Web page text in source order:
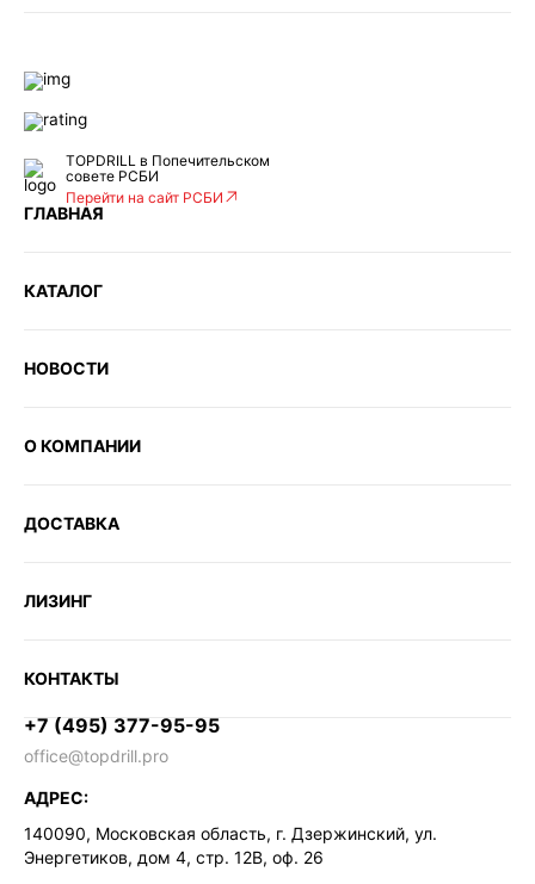
TOPDRILL в Попечительском
совете РСБИ
Перейти на сайт РСБИ
ГЛАВНАЯ
КАТАЛОГ
НОВОСТИ
О КОМПАНИИ
ДОСТАВКА
ЛИЗИНГ
КОНТАКТЫ
+7 (495) 377-95-95
office@topdrill.pro
АДРЕС:
140090, Московская область, г. Дзержинский, ул.
Энергетиков, дом 4, стр. 12В, оф. 26